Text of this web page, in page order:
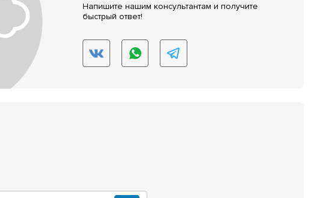
Напишите нашим консультантам и получите
быстрый ответ!